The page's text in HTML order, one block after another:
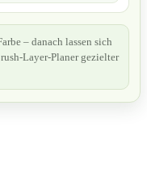
– danach lassen sich
Layer-Planer gezielter